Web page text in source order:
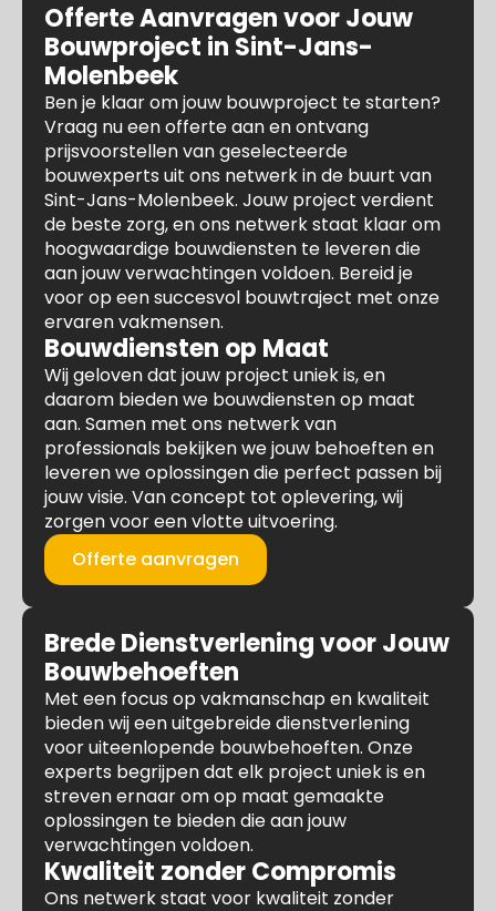
Offerte Aanvragen voor Jouw
Bouwproject in Sint-Jans-
Molenbeek
Ben je klaar om jouw bouwproject te starten?
Vraag nu een offerte aan en ontvang
prijsvoorstellen van geselecteerde
bouwexperts uit ons netwerk in de buurt van
Sint-Jans-Molenbeek. Jouw project verdient
de beste zorg, en ons netwerk staat klaar om
hoogwaardige bouwdiensten te leveren die
aan jouw verwachtingen voldoen. Bereid je
voor op een succesvol bouwtraject met onze
ervaren vakmensen.
Bouwdiensten op Maat
Wij geloven dat jouw project uniek is, en
daarom bieden we bouwdiensten op maat
aan. Samen met ons netwerk van
professionals bekijken we jouw behoeften en
leveren we oplossingen die perfect passen bij
jouw visie. Van concept tot oplevering, wij
zorgen voor een vlotte uitvoering.
Offerte aanvragen
Brede Dienstverlening voor Jouw
Bouwbehoeften
Met een focus op vakmanschap en kwaliteit
bieden wij een uitgebreide dienstverlening
voor uiteenlopende bouwbehoeften. Onze
experts begrijpen dat elk project uniek is en
streven ernaar om op maat gemaakte
oplossingen te bieden die aan jouw
verwachtingen voldoen.
Kwaliteit zonder Compromis
Ons netwerk staat voor kwaliteit zonder